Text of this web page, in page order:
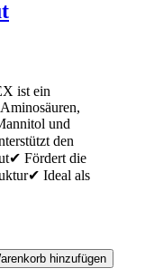
ist ein
und
den
Fördert die
Ideal als
hinzufügen